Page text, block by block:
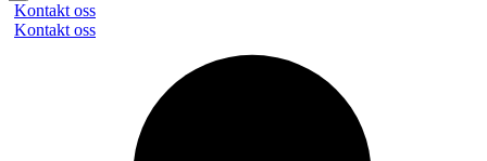
Kontakt oss
Kontakt oss